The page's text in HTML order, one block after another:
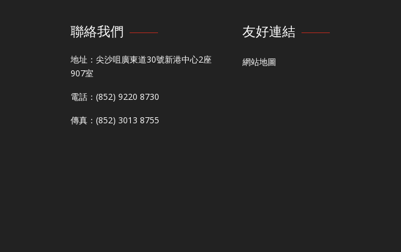
聯絡我們
地址：尖沙咀廣東道30號新港中心2座
907室
電話：(852) 9220 8730
傳真：(852) 3013 8755
友好連結
網站地圖